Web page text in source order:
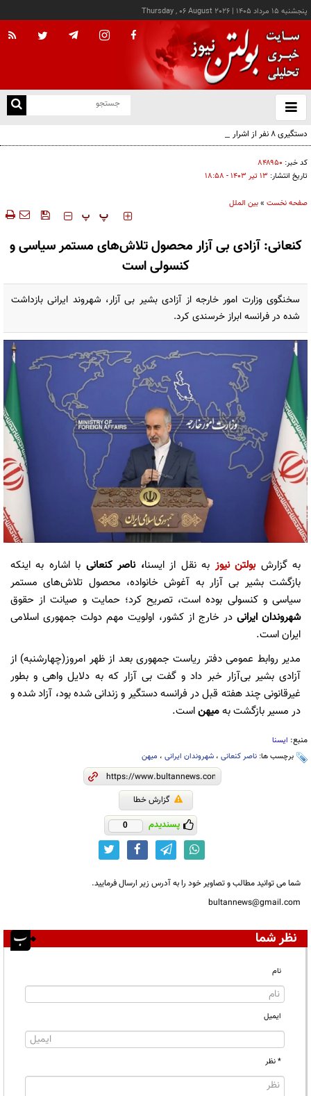
پنجشنبه ۱۵ مرداد ۱۴۰۵ |
Thursday , 06 August 2026
باز
و
دستگیری ۸ نفر از اشرار مسلح شاخص و مرتبطین گروهک‌های تروریستی
کد خبر: ۸۴۸۹۵۰
تاریخ انتشار: ۱۳ تير ۱۴۰۳ - ۱۸:۵۸
صفحه نخست »بین الملل
‍‍‍ پ پ
کنعانی: آزادی بی آزار محصول تلاش‌های مستمر سیاسی و
کنسولی است
سخنگوی وزارت امور خارجه از آزادی بشیر بی آزار، شهروند ایرانی بازداشت
شده در فرانسه ابراز خرسندی کرد.
به گزارش بولتن نیوز به نقل از ایسنا، ناصر کنعانی با اشاره به اینکه
بازگشت بشیر بی آزار به آغوش خانواده، محصول تلاش‌های مستمر
سیاسی و کنسولی بوده است، تصریح کرد؛ حمایت و صیانت از حقوق
شهروندان ایرانیدر خارج از کشور، اولویت مهم دولت جمهوری اسلامی
ایران است.
مدیر روابط عمومی دفتر ریاست جمهوری بعد از ظهر امروز(چهارشنبه) از
آزادی بشیر بی‌آزار خبر داد و گفت بی آزار که به دلایل واهی و بطور
غیرقانونی چند هفته قبل در فرانسه دستگیر و زندانی شده بود، آزاد شده و
در مسیر بازگشت بهمیهناست.
منبع: ایسنا
برچسب ها: ناصر کنعانی ، شهروندان ایرانی ، میهن
گزارش خطا
پسندیدم 0
شما می توانید مطالب و تصاویر خود را به آدرس زیر ارسال فرمایید.
bultannews@gmail.com
نظر شما
نام
ایمیل
* نظر